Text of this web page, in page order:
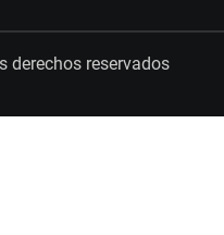
derechos reservados